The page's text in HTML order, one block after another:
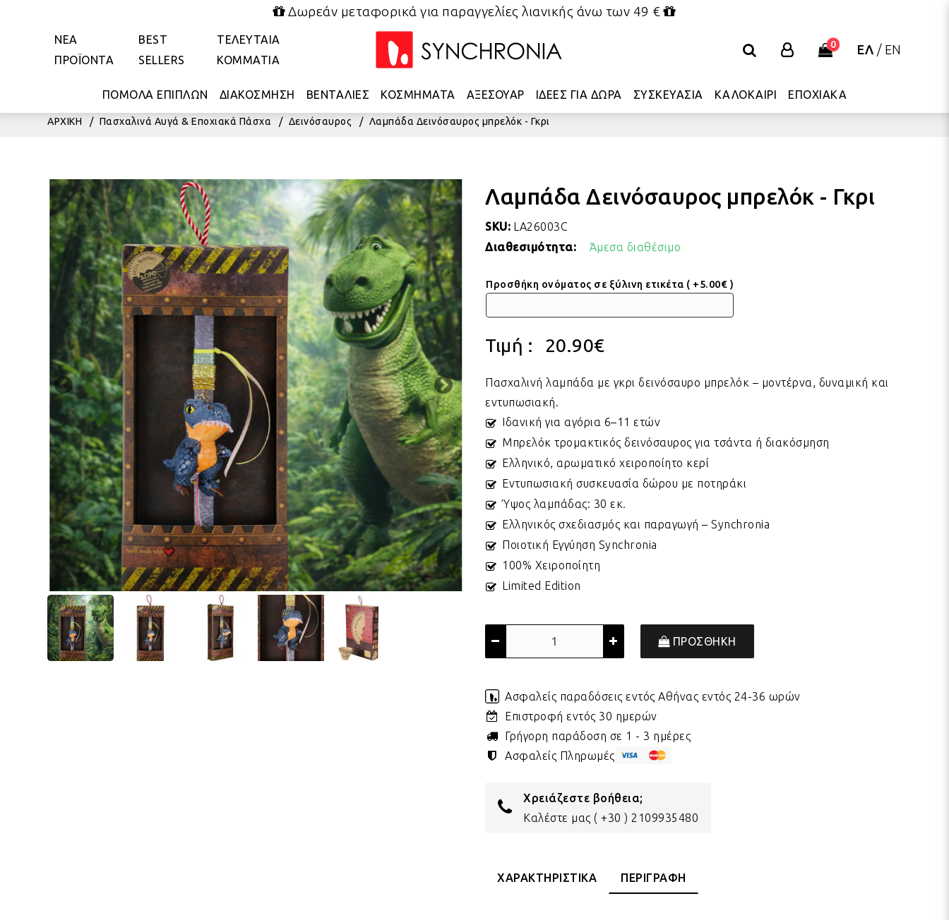
Δωρεάν μεταφορικά για παραγγελίες λιανικής άνω των 49 €
ΝΕΑ
ΠΡΟΪΟΝΤΑ
BEST
SELLERS
ΤΕΛΕΥΤΑΙΑ
ΚΟΜΜΑΤΙΑ
0 ΕΛ / EN
ΠΟΜΟΛΑ ΕΠΙΠΛΩΝ ΔΙΑΚΟΣΜΗΣΗ ΒΕΝΤΑΛΙΕΣ ΚΟΣΜΗΜΑΤΑ ΑΞΕΣΟΥΑΡ ΙΔΕΕΣ ΓΙΑ ΔΩΡΑ ΣΥΣΚΕΥΑΣΙΑ ΚΑΛΟΚΑΙΡΙ ΕΠΟΧΙΑΚΑ
ΑΡΧΙΚΗ / Πασχαλινά Αυγά & Εποχιακά Πάσχα / Δεινόσαυρος / Λαμπάδα Δεινόσαυρος μπρελόκ - Γκρι
Λαμπάδα Δεινόσαυρος μπρελόκ - Γκρι
SKU: LA26003C
Διαθεσιμότητα:
Άμεσα διαθέσιμο
Προσθήκη ονόματος σε ξύλινη ετικέτα ( +5.00€ )
Τιμή : 20.90€
Πασχαλινή λαμπάδα με γκρι δεινόσαυρο μπρελόκ – μοντέρνα, δυναμική και
εντυπωσιακή.
Ιδανική για αγόρια 6–11 ετών
Μπρελόκ τρομακτικός δεινόσαυρος για τσάντα ή διακόσμηση
Ελληνικό, αρωματικό χειροποίητο κερί
Εντυπωσιακή συσκευασία δώρου με ποτηράκι
Ύψος λαμπάδας: 30 εκ.
Ελληνικός σχεδιασμός και παραγωγή – Synchronia
Ποιοτική Εγγύηση Synchronia
100% Χειροποίητη
Limited Edition
ΠΡΟΣΘΗΚΗ
Ασφαλείς παραδόσεις εντός Αθήνας εντός 24-36 ωρών
Επιστροφή εντός 30 ημερών
Γρήγορη παράδοση σε 1 - 3 ημέρες
Ασφαλείς Πληρωμές
Χρειάζεστε βοήθεια;
Καλέστε μας ( +30 ) 2109935480
ΧΑΡΑΚΤΗΡΙΣΤΙΚΑ ΠΕΡΙΓΡΑΦΗ